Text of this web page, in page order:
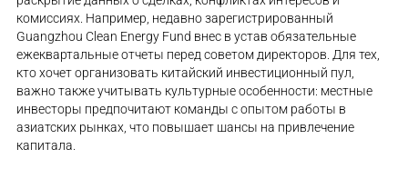
комиссиях. Например, недавно зарегистрированный
Guangzhou Clean Energy Fund внес в устав обязательные
ежеквартальные отчеты перед советом директоров. Для тех,
кто хочет организовать китайский инвестиционный пул,
важно также учитывать культурные особенности: местные
инвесторы предпочитают команды с опытом работы в
азиатских рынках, что повышает шансы на привлечение
капитала.